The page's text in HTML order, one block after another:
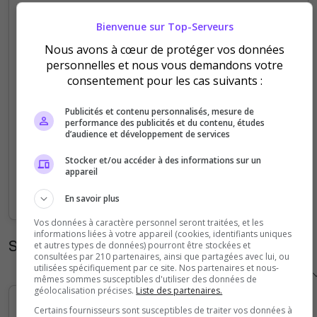
2
4
Statistiques horaires
Bienvenue sur Top-Serveurs
Nous avons à cœur de protéger vos données
personnelles et nous vous demandons votre
consentement pour les cas suivants :
Publicités et contenu personnalisés, mesure de
performance des publicités et du contenu, études
d’audience et développement de services
Stocker et/ou accéder à des informations sur un
appareil
En savoir plus
Vos données à caractère personnel seront traitées, et les
informations liées à votre appareil (cookies, identifiants uniques
et autres types de données) pourront être stockées et
consultées par 210 partenaires, ainsi que partagées avec lui, ou
utilisées spécifiquement par ce site. Nos partenaires et nous-
mêmes sommes susceptibles d'utiliser des données de
géolocalisation précises. Liste des partenaires.
Certains fournisseurs sont susceptibles de traiter vos données à